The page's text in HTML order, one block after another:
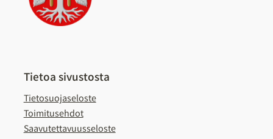
Tietoa sivustosta
Tietosuojaseloste
Toimitusehdot
Saavutettavuusseloste